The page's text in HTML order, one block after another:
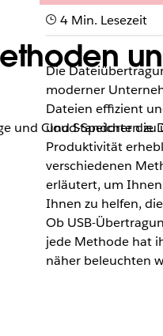
und Cloud-Speicher
4 Min. Lesezeit
Die
moderner
Dateien effizient
und Standorten zu
Produktivität
verschiedenen
erläutert, um
Ihnen zu helfen,
Ob USB-
jede Methode hat
näher beleuchten